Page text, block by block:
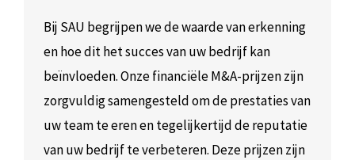
Bij SAU begrijpen we de waarde van erkenning
en hoe dit het succes van uw bedrijf kan
beïnvloeden. Onze financiële M&A-prijzen zijn
zorgvuldig samengesteld om de prestaties van
uw team te eren en tegelijkertijd de reputatie
van uw bedrijf te verbeteren. Deze prijzen zijn